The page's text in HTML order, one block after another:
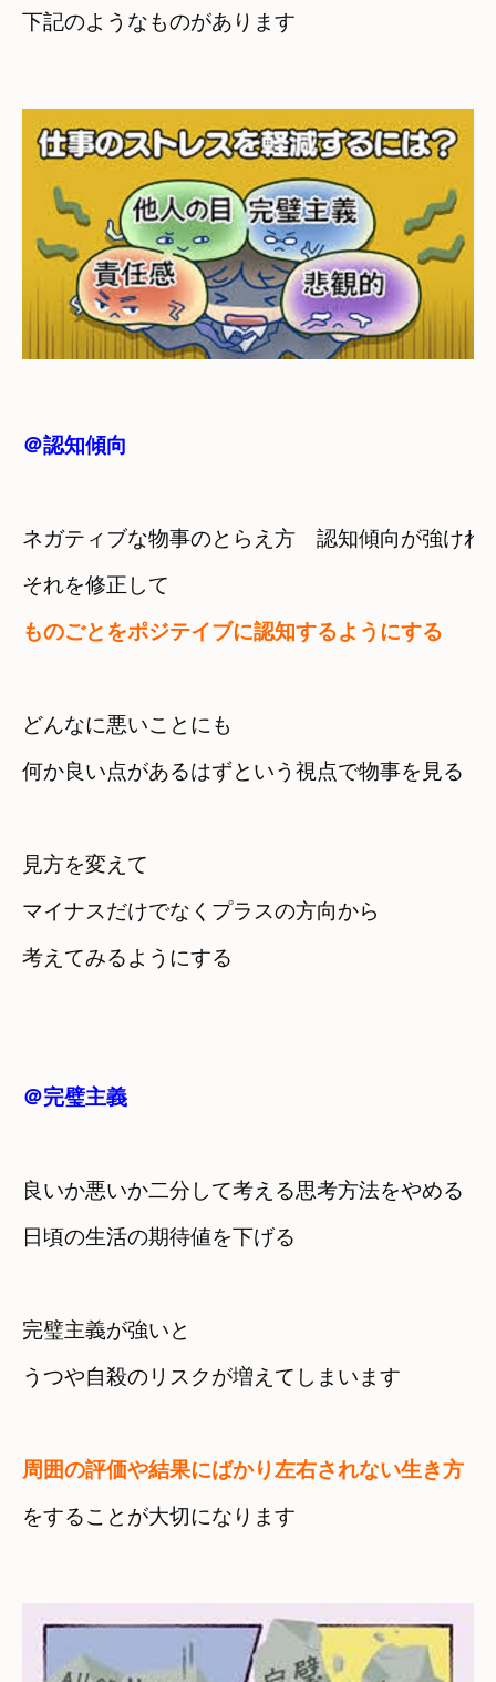
下記のようなものがあります
＠認知傾向
ネガティブな物事のとらえ方　認知傾向が強けれ
ものごとをポジテイブに認知するようにする
どんなに悪いことにも
何か良い点があるはずという視点で物事を見る
見方を変えて
マイナスだけでなくプラスの方向から
考えてみるようにする
＠完璧主義
良いか悪いか二分して考える思考方法をやめる
日頃の生活の期待値を下げる
完璧主義が強いと
うつや自殺のリスクが増えてしまいます
をすることが大切になります